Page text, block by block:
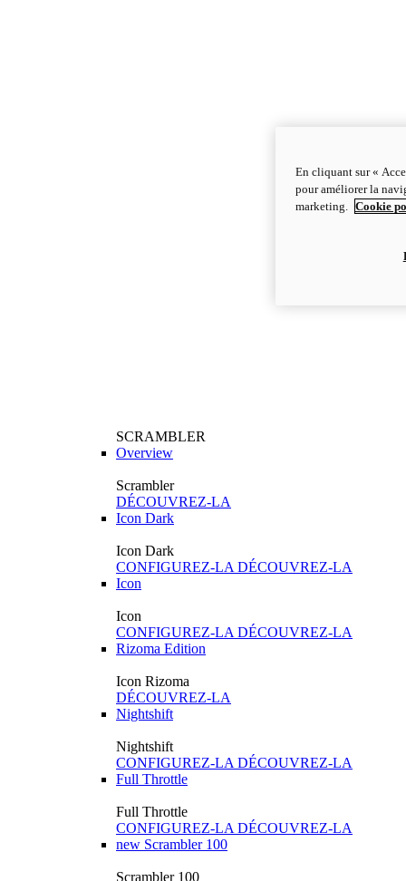
SCRAMBLER
Overview
Scrambler
DÉCOUVREZ-LA
Icon Dark
Icon Dark
CONFIGUREZ-LA DÉCOUVREZ-LA
Icon
Icon
CONFIGUREZ-LA DÉCOUVREZ-LA
Rizoma Edition
Icon Rizoma
DÉCOUVREZ-LA
Nightshift
Nightshift
CONFIGUREZ-LA DÉCOUVREZ-LA
Full Throttle
Full Throttle
CONFIGUREZ-LA DÉCOUVREZ-LA
new Scrambler 100
Scrambler 100
En cliquant sur «
pour améliorer la
marketing.
Cookie